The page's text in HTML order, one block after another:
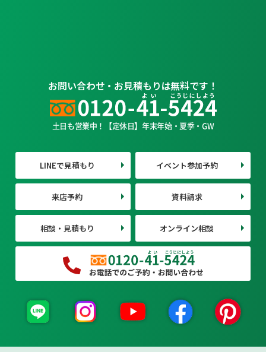
お問い合わせ・お見積もりは無料です！
土日も営業中！【定休日】年末年始・夏季・GW
LINEで見積もり イベント参加予約
来店予約 資料請求
相談・見積もり オンライン相談